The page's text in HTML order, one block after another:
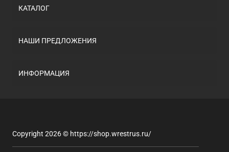
КАТАЛОГ
НАШИ ПРЕДЛОЖЕНИЯ
ИНФОРМАЦИЯ
Copyright 2026 © https://shop.wrestrus.ru/